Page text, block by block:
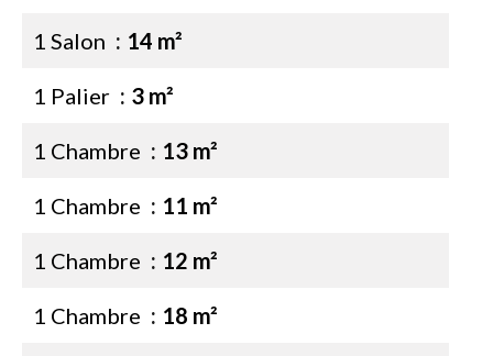
1 Salon 14 m²
1 Palier 3 m²
1 Chambre 13 m²
1 Chambre 11 m²
1 Chambre 12 m²
1 Chambre 18 m²